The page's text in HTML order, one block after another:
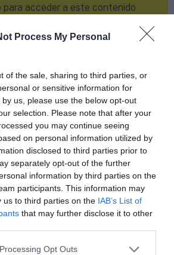
Process My Personal
of the sale, sharing to third parties, or
or sensitive information for
us, please use the below opt-out
selection. Please note that after your
you may continue seeing
on personal information utilized by
disclosed to third parties prior to
separately opt-out of the further
information by third parties on the
participants. This information may
us to third parties on the IAB’s List of
that may further disclose it to other
Opt Outs
para acceder a este contenido
Inicia sesión
Imprimir